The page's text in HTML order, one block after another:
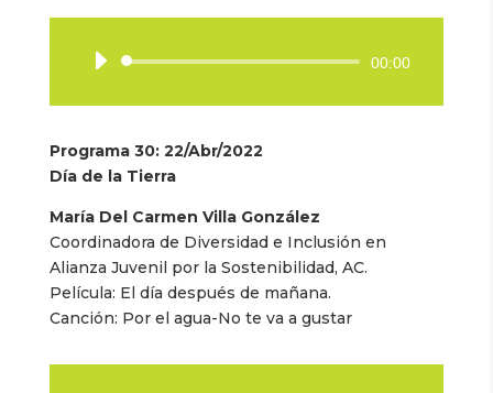
Reproductor
audio
00:00
Programa 30: 22/Abr/2022
Día de la Tierra
María Del Carmen Villa González
Coordinadora de Diversidad e Inclusión en
Alianza Juvenil por la Sostenibilidad, AC.
Película: El día después de mañana.
Canción: Por el agua-No te va a gustar